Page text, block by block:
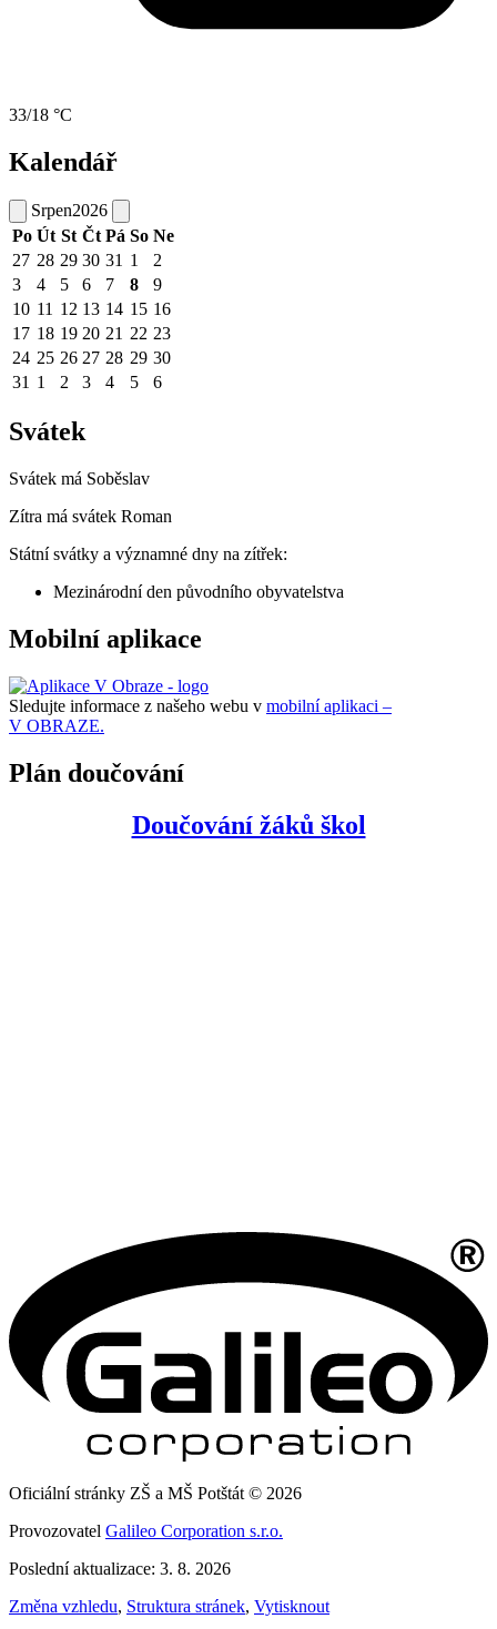
33/18 °C
Kalendář
Srpen2026
Po Út St Čt Pá So Ne
27 28 29 30 31 1
2
3
4 5 6 7 8
9
10 11 12 13 14 15 16
17 18 19 20 21 22 23
24 25 26 27 28 29 30
31 1 2 3 4 5 6
Svátek
Svátek má Soběslav
Zítra má svátek Roman
Státní svátky a významné dny na zítřek:
Mezinárodní den původního obyvatelstva
Mobilní aplikace
Sledujte informace z našeho webu v mobilní aplikaci –
V OBRAZE.
Plán doučování
Doučování žáků škol
Oficiální stránky ZŠ a MŠ Potštát © 2026
Provozovatel Galileo Corporation s.r.o.
Poslední aktualizace: 3. 8. 2026
Změna vzhledu, Struktura stránek, Vytisknout